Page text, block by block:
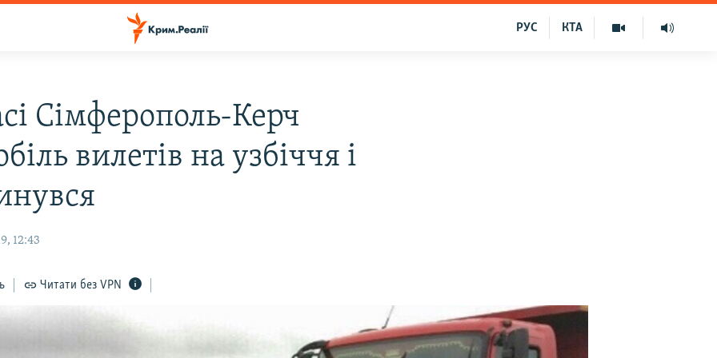
КТА
РУС
Сімферополь-Керч
вилетів на узбіччя і
12:43
Читати без VPN